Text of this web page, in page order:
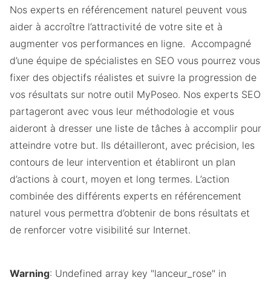
Nos experts en référencement naturel peuvent vous
aider à accroître l’attractivité de votre site et à
augmenter vos performances en ligne. Accompagné
d’une équipe de spécialistes en SEO vous pourrez vous
fixer des objectifs réalistes et suivre la progression de
vos résultats sur notre outil MyPoseo. Nos experts SEO
partageront avec vous leur méthodologie et vous
aideront à dresser une liste de tâches à accomplir pour
atteindre votre but. Ils détailleront, avec précision, les
contours de leur intervention et établiront un plan
d’actions à court, moyen et long termes. L’action
combinée des différents experts en référencement
naturel vous permettra d’obtenir de bons résultats et
de renforcer votre visibilité sur Internet.
Warning: Undefined array key "lanceur_rose" in